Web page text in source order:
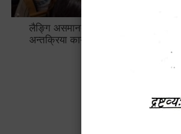
लैङ्गि असमानताका विबिध पक्षहरु विषयक
अन्तक्रिया कार्यक्रम